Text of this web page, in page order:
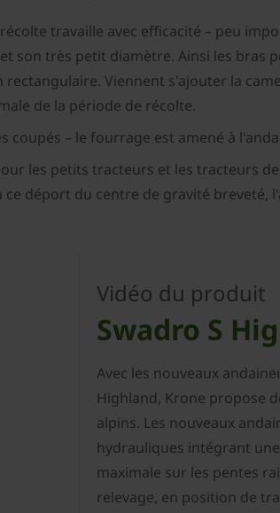
travaille avec efficacité – peu
son très petit diamètre. Ainsi les
Viennent s'ajouter la
de la période de récolte.
– le fourrage est amené à
les petits tracteurs et les tracteurs
déport du centre de gravité
Vidéo du produit
Swadro S
Avec les nouveaux
Highland, Krone propose
alpins. Les nouveaux
hydrauliques intégrant
maximale sur les pentes
relevage, en position de